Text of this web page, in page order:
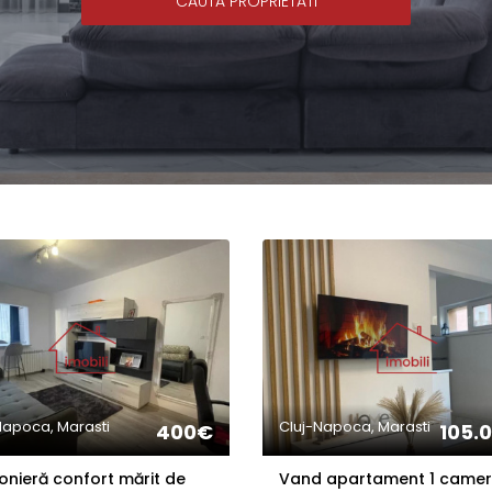
Marasti 400€
confort mărit de
Cluj-Napoca, Marasti
Vand apartament 1